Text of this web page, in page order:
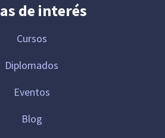
de interés
Cursos
Diplomados
Eventos
Blog